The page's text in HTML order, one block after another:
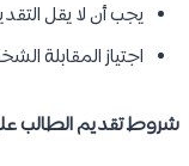
يجب أن لا يقل
اجتياز المقابلة
شروط تقديم الطالب